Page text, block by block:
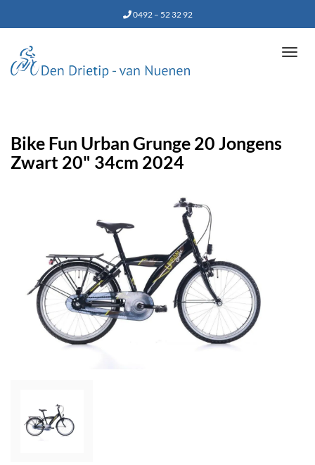
0492 – 52 32 92
Bike Fun Urban Grunge 20 Jongens
Zwart 20" 34cm 2024